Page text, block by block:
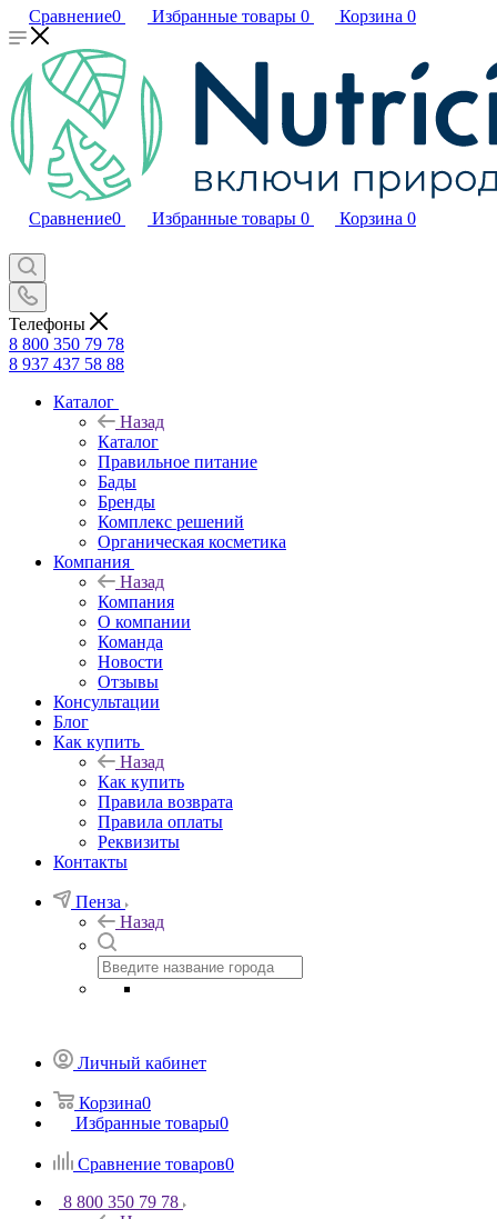
Сравнение0 Избранные товары 0 Корзина 0
Сравнение0 Избранные товары 0 Корзина 0
Телефоны
8 800 350 79 78
8 937 437 58 88
Каталог
Назад
Каталог
Правильное питание
Бады
Бренды
Комплекс решений
Органическая косметика
Компания
Назад
Компания
О компании
Команда
Новости
Отзывы
Консультации
Блог
Как купить
Назад
Как купить
Правила возврата
Правила оплаты
Реквизиты
Контакты
Пенза
Назад
Личный кабинет
Корзина0
Избранные товары0
Сравнение товаров0
8 800 350 79 78